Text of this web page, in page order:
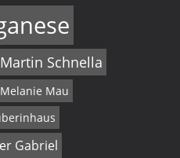
t
i
o
n
Martin Schnella
Melanie Mau
Gabriel